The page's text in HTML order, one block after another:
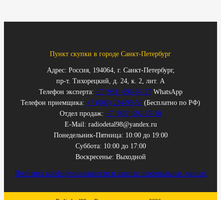
Пункт скупки в городе Санкт-Петербург
Адрес: Россия, 194064, г. Санкт-Петербург,
пр-т. Тихорецкий, д. 24, к. 2, лит. А
Телефон эксперта: +7 (981) 696-67-27WhatsApp
Телефон приемщика: +7 (800) 234-99-59 (Бесплатно по РФ)
Отдел продаж: +7 (995) 592-67-20
E-Mail: radiodetal98@yandex.ru
Понедельник-Пятница: 10:00 до 19:00
Суббота: 10:00 до 17:00
Воскресенье: Выходной
Политика конфиденциальности и защита персональных данных